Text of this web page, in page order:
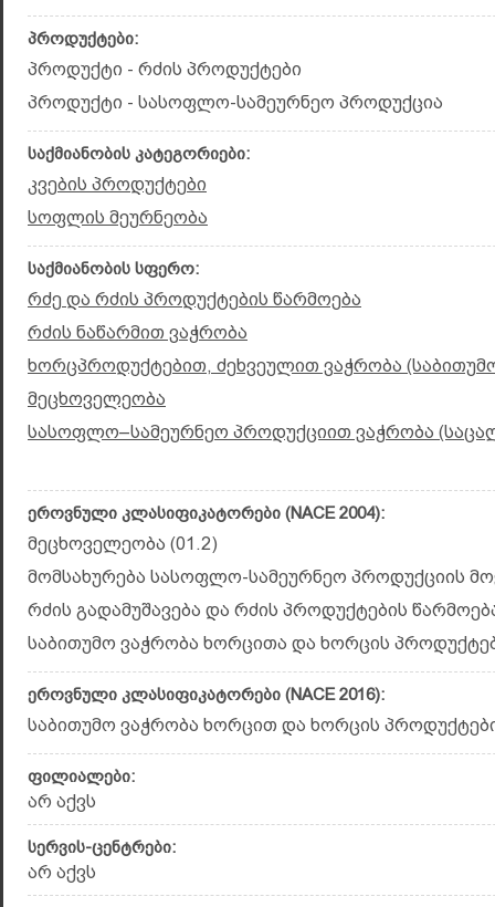
პროდუქტები:
პროდუქტი - რძის პროდუქტები
პროდუქტი - სასოფლო-სამეურნეო პროდუქცია
საქმიანობის კატეგორიები:
კვების პროდუქტები
სოფლის მეურნეობა
საქმიანობის სფერო:
რძე და რძის პროდუქტების წარმოება
რძის ნაწარმით ვაჭრობა
ხორცპროდუქტებით, ძეხვეულით ვაჭრობა
მეცხოველეობა
სასოფლო–სამეურნეო პროდუქციით ვაჭრობა
ეროვნული კლასიფიკატორები (NACE 2004):
მეცხოველეობა (01.2)
მომსახურება სასოფლო-სამეურნეო პროდუქციის
რძის გადამუშავება და რძის პროდუქტების
საბითუმო ვაჭრობა ხორცითა და ხორცის
ეროვნული კლასიფიკატორები (NACE 2016):
საბითუმო ვაჭრობა ხორცით და ხორცის
ფილიალები:
არ აქვს
სერვის-ცენტრები:
არ აქვს